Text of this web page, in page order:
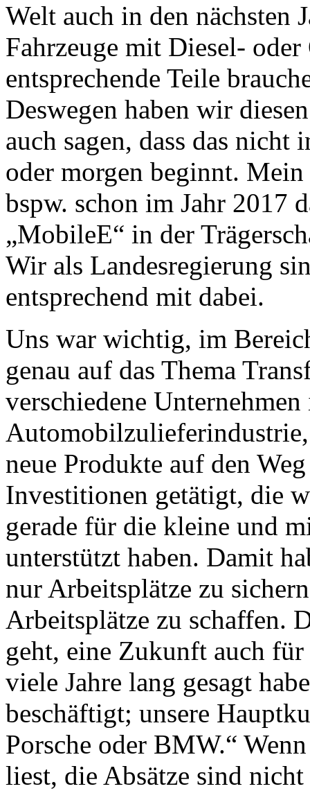
Welt auch in den nächsten
Fahrzeuge mit Diesel-
entsprechende Teile
Deswegen haben wir
auch sagen, dass das
oder morgen beginnt.
bspw. schon im Jahr 2017
„MobileE“ in der
Wir als Landesregierung
entsprechend mit dabei.
Uns war wichtig, im
genau auf das Thema
verschiedene
neue Produkte auf den
Investitionen getätigt, die
gerade für die kleine und
unterstützt haben. Damit
nur Arbeitsplätze zu
Arbeitsplätze zu schaffen.
geht, eine Zukunft auch
viele Jahre lang gesagt
beschäftigt; unsere
Porsche oder BMW.“
liest, die Absätze sind